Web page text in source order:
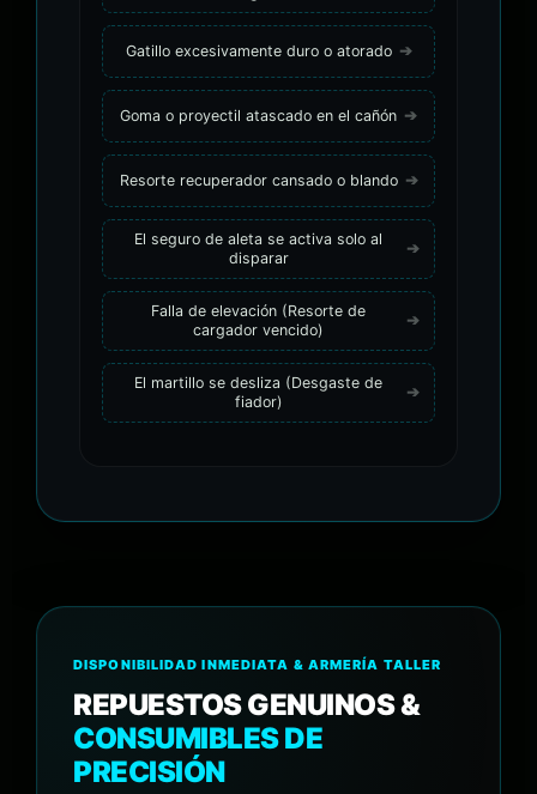
Gatillo excesivamente duro o atorado
Goma o proyectil atascado en el cañón
Resorte recuperador cansado o blando
El seguro de aleta se activa solo al
disparar
Falla de elevación (Resorte de
cargador vencido)
El martillo se desliza (Desgaste de
fiador)
DISPONIBILIDAD INMEDIATA & ARMERÍA TALLER
REPUESTOS GENUINOS &
CONSUMIBLES DE
PRECISIÓN